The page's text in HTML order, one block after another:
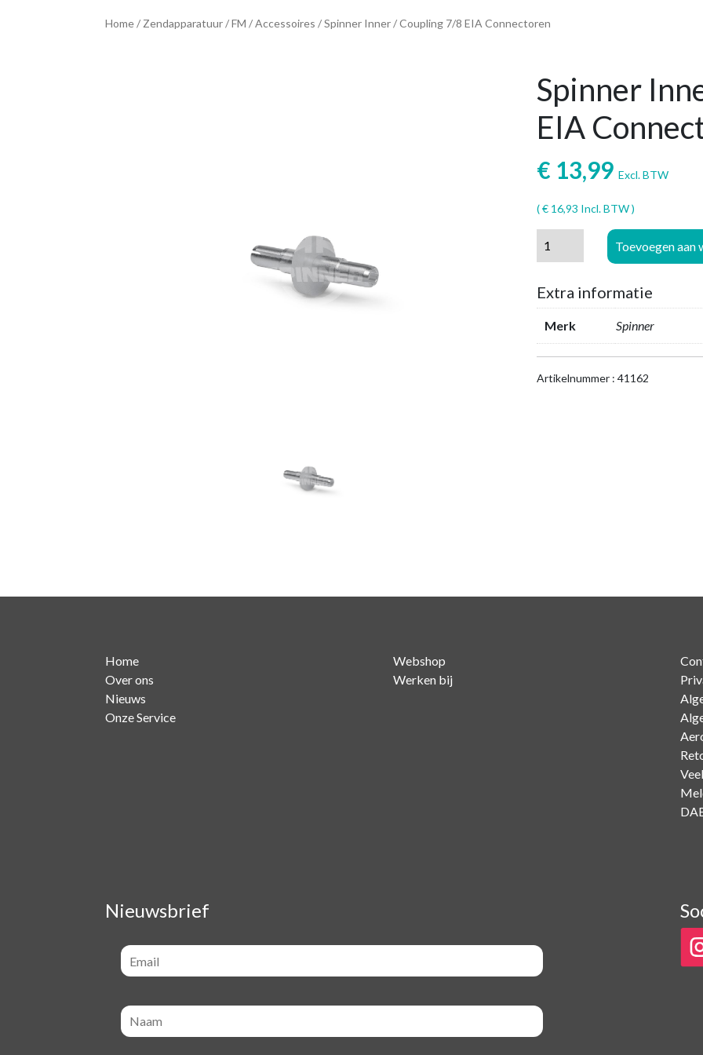
Home/ Zendapparatuur/FM /Accessoires / Spinner Inner / Coupling 7/8 EIA Connectoren
Spinner
EIA
€ 13,99 Excl. BTW
(€ 16,93 Incl. BTW )
Coupling
7/8
EIA
Toevoegen aan
Extra informatie
Merk Spinner
Artikelnummer : 41162
Home
Over ons
Nieuws
Onze Service
Webshop
Werken bij
Nieuwsbrief